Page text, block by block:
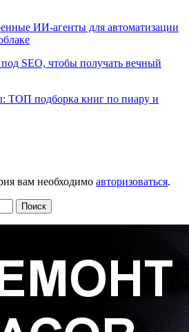
ИИ‑агенты для автоматизации
SEO, чтобы получать вечный
ТОП подборка книг по пиару и
вам необходимо авторизоваться.